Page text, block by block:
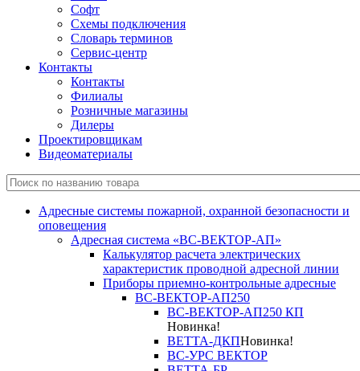
Софт
Схемы подключения
Словарь терминов
Сервис-центр
Контакты
Контакты
Филиалы
Розничные магазины
Дилеры
Проектировщикам
Видеоматериалы
Адресные системы пожарной, охранной безопасности и
оповещения
Адресная система «ВС-ВЕКТОР-АП»
Калькулятор расчета электрических
характеристик проводной адресной линии
Приборы приемно-контрольные адресные
ВС-ВЕКТОР-АП250
ВС-ВЕКТОР-АП250 КП
Новинка!
ВЕТТА-ДКПНовинка!
ВС-УРС ВЕКТОР